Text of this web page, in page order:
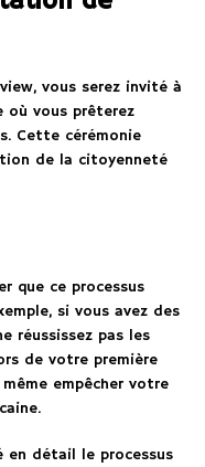
vous serez invité à
où vous prêterez
Cette cérémonie
de la citoyenneté
que ce processus
si vous avez des
réussissez pas les
de votre première
empêcher votre
en détail le processus